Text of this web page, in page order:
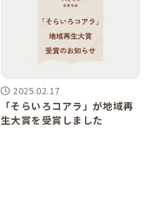
2025.02.17
「そらいろコアラ」が地域再
生大賞を受賞しました